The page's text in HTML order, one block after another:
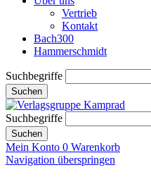
Vertrieb
Kontakt
Bach300
Hammerschmidt
Suchbegriffe
Suchen
Suchbegriffe
Suchen
Mein Konto 0 Warenkorb
Navigation überspringen